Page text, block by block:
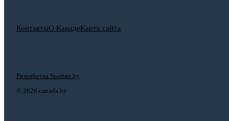
КонтактыО КанадеКарта сайта
© 2026 canada.by
Разработка Spartan.by